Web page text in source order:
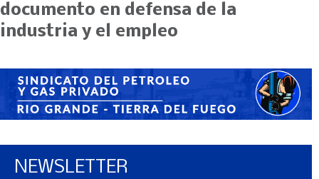
documento en defensa de la
industria y el empleo
NEWSLETTER